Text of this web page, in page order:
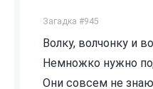
Загадка #945
Волку, волчонку и
Немножко нужно
Они совсем не